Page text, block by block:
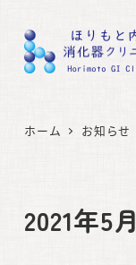
ホーム お知らせ
2021年5月